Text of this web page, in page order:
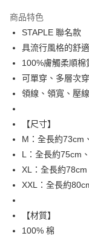
Apple Pay
街口支付
悠遊付
ATM付款
運送方式
每筆NT$80，滿
付款後全家取貨
每筆NT$80，滿
7-11取貨付款
商品特色
STAPLE 聯名款
具流行風格的舒
100%膚觸柔順棉
可單穿、多層次
領線、領寬、壓
【尺寸】
M：全長約73cm
L：全長約75cm
XL：全長約
XXL：全長約
【材質】
100% 棉